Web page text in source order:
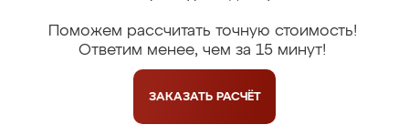
Поможем рассчитать точную стоимость!
Ответим менее, чем за 15 минут!
ЗАКАЗАТЬ РАСЧЁТ